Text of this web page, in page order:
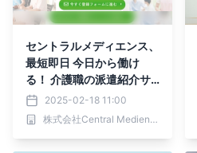
セントラルメディエンス、
最短即日 今日から働け
る！ 介護職の派遣紹介サ
ービス「ハケンの介護」を
本日2月18日より開始
2025-02-18 11:00
株式会社Central Medience